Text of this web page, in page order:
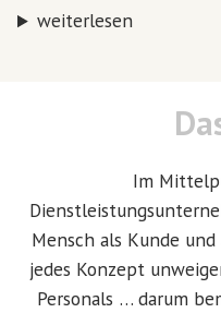
weiterlesen
Im
Mensch als Kunde
jedes Konzept
Personals … darum